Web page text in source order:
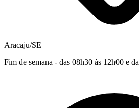
Aracaju/SE
Fim de semana - das 08h30 às 12h00 e